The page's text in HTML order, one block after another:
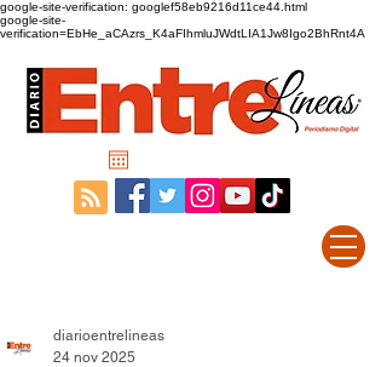
google-site-verification: googlef58eb9216d11ce44.html
google-site-
verification=EbHe_aCAzrs_K4aFIhmluJWdtLIA1Jw8Igo2BhRnt4A
diarioentrelineas
24 nov 2025